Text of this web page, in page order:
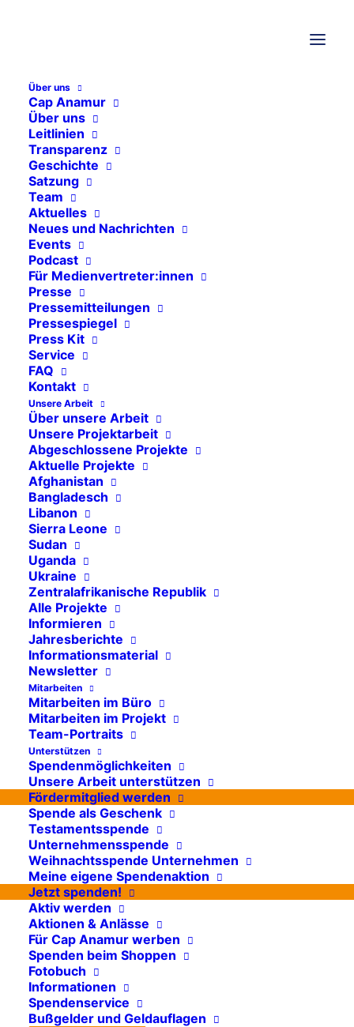
Über uns
Cap Anamur
Über uns
Leitlinien
Transparenz
Geschichte
Satzung
Team
Aktuelles
Neues und Nachrichten
Events
Podcast
Für Medienvertreter:innen
Presse
Pressemitteilungen
Pressespiegel
Press Kit
Service
FAQ
Kontakt
Unsere Arbeit
Über unsere Arbeit
Unsere Projektarbeit
Abgeschlossene Projekte
Aktuelle Projekte
Afghanistan
Bangladesch
Libanon
Sierra Leone
Sudan
Uganda
Ukraine
Zentralafrikanische Republik
Alle Projekte
Informieren
Jahresberichte
Informationsmaterial
Newsletter
Mitarbeiten
Mitarbeiten im Büro
Mitarbeiten im Projekt
Team-Portraits
Unterstützen
Spendenmöglichkeiten
Unsere Arbeit unterstützen
Fördermitglied werden
Spende als Geschenk
Testamentsspende
Unternehmensspende
Weihnachtsspende Unternehmen
Meine eigene Spendenaktion
Jetzt spenden!
Aktiv werden
Aktionen & Anlässe
Für Cap Anamur werben
Spenden beim Shoppen
Fotobuch
Informationen
Spendenservice
Bußgelder und Geldauflagen
ÜBER UNS
Finanzen unserer
Organisation
Die Prinzipien zum Umgang
mit unseren Finanzen
Unabhängige Prüfung
Unser Finanzsystem wird jährlich einer
unabhängigen Wirtschaftsprüfung unterzogen.
Dabei werden einzelne Projekte und die zentrale
Buchhaltung genau unter die Lupe genommen.
Neben der Stimmigkeit der Abrechnung werden
hier auch die Transparenz und
Nachvollziehbarkeit der internen Abläufe
bewertet. Wie bisher in jedem Jahr hat unser
Finanzwesen auch die Prüfung für 2024
bestanden und uns erneut den uneingeschränkten
Bestätigungsvermerk eingebracht.